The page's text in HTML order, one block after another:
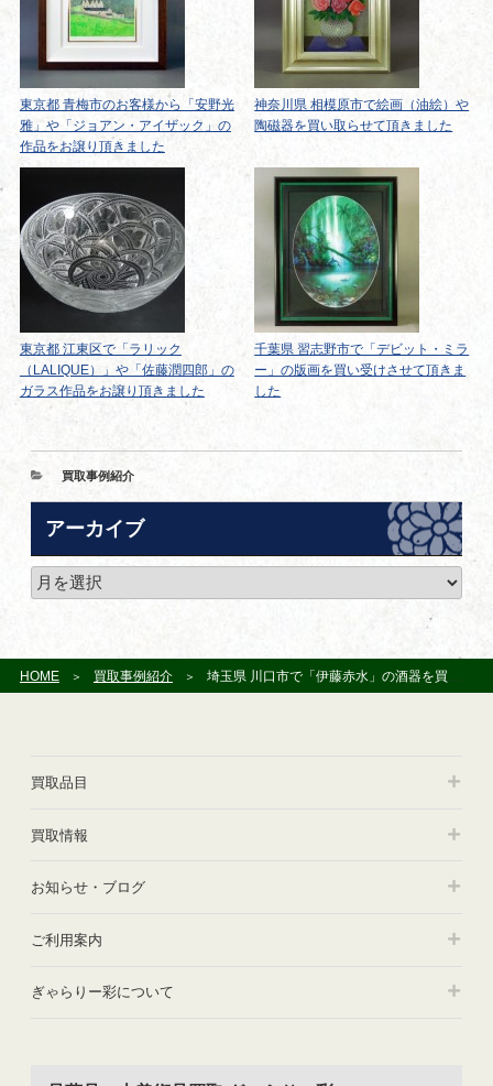
東京都 青梅市のお客様から「安野光
雅」や「ジョアン・アイザック」の
作品をお譲り頂きました
神奈川県 相模原市で絵画（油絵）や
陶磁器を買い取らせて頂きました
東京都 江東区で「ラリック
（LALIQUE）」や「佐藤潤四郎」の
ガラス作品をお譲り頂きました
千葉県 習志野市で「デビット・ミラ
ー」の版画を買い受けさせて頂きま
した
カ
リ
買取事例紹介
アーカイブ
ア
ー
ブ
HOME 買取事例紹介 埼玉県 川口市で「伊藤赤水」の酒器を買い受けさせて頂きました
買取品目
買取情報
お知らせ・ブログ
ご利用案内
ぎゃらりー彩について